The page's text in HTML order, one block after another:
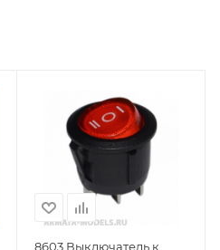
8603 Выключатель к